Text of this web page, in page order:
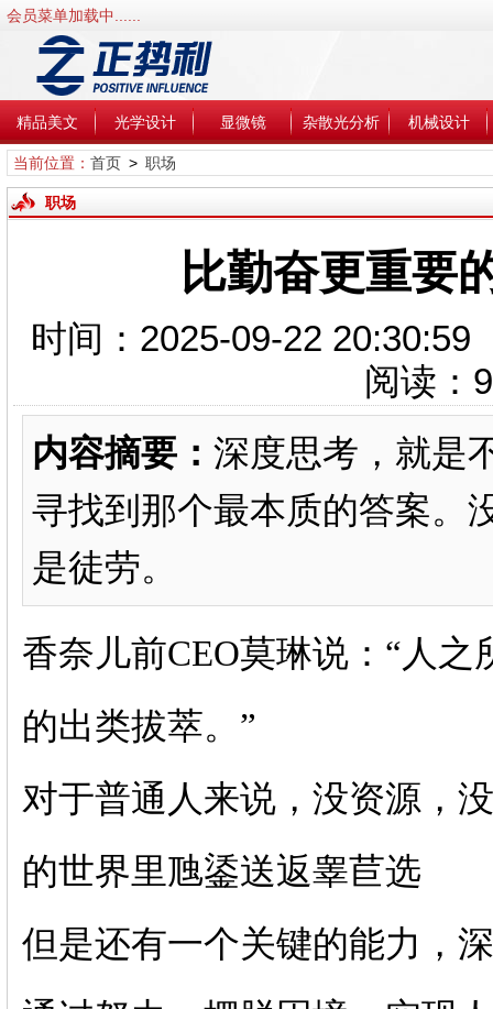
会员菜单加载中......
精品美文 光学设计 显微镜 杂散光分析 机械设计
当前位置： 首页> 职场
职场
比勤奋更重要
时间：2025-09-22
阅读：
内容摘要： 深度思考，就是
寻找到那个最本质的答案。
是徒劳。
香奈儿前CEO莫琳说：“人
的出类拔萃。”
对于普通人来说，没资源，
的世界里虺鋈送返睾苣选
但是还有一个关键的能力，